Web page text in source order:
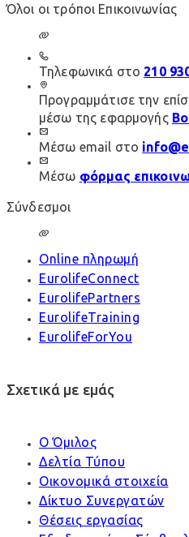
Όλοι οι τρόποι Επικοινωνίας
Τηλεφωνικά στο 210
Προγραμμάτισε την
μέσω της εφαρμογής
Μέσω email στο
Μέσω φόρμας
Σύνδεσμοι
Online πληρωμή
EurolifeConnect
EurolifePartners
EurolifeTraining
EurolifeForYou
Σχετικά με εμάς
Ο Όμιλος
Δελτία Τύπου
Οικονομικά στοιχεία
Δίκτυο Συνεργατών
Θέσεις εργασίας